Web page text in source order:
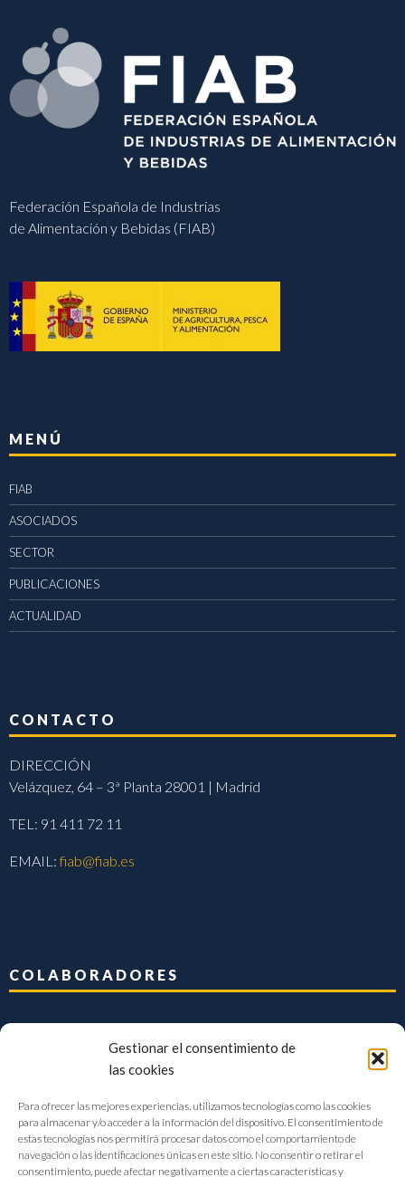
Gestionar el consentimiento de
las cookies
Para ofrecer las mejores experiencias, utilizamos tecnologías como las cookies
para almacenar y/o acceder a la información del dispositivo. El consentimiento de
estas tecnologías nos permitirá procesar datos como el comportamiento de
navegación o las identificaciones únicas en este sitio. No consentir o retirar el
consentimiento, puede afectar negativamente a ciertas características y
Federación Española de Industrias
de Alimentación y Bebidas (FIAB)
MENÚ
FIAB
ASOCIADOS
SECTOR
PUBLICACIONES
ACTUALIDAD
CONTACTO
DIRECCIÓN
Velázquez, 64 – 3ª Planta 28001 | Madrid
TEL: 91 411 72 11
EMAIL:fiab@fiab.es
COLABORADORES